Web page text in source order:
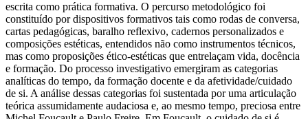
escrita como prática formativa. O percurso metodológico foi
constituído por dispositivos formativos tais como rodas de conversa,
cartas pedagógicas, baralho reflexivo, cadernos personalizados e
composições estéticas, entendidos não como instrumentos técnicos,
mas como proposições ético-estéticas que entrelaçam vida, docência
e formação. Do processo investigativo emergiram as categorias
analíticas do tempo, da formação docente e da afetividade/cuidado
de si. A análise dessas categorias foi sustentada por uma articulação
teórica assumidamente audaciosa e, ao mesmo tempo, preciosa entre